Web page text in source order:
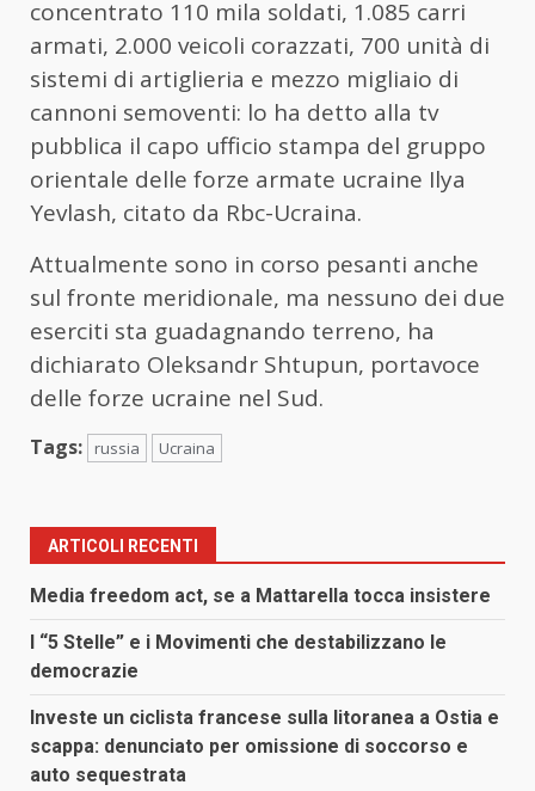
concentrato 110 mila soldati, 1.085 carri
armati, 2.000 veicoli corazzati, 700 unità di
sistemi di artiglieria e mezzo migliaio di
cannoni semoventi: lo ha detto alla tv
pubblica il capo ufficio stampa del gruppo
orientale delle forze armate ucraine Ilya
Yevlash, citato da Rbc-Ucraina.
Attualmente sono in corso pesanti anche
sul fronte meridionale, ma nessuno dei due
eserciti sta guadagnando terreno, ha
dichiarato Oleksandr Shtupun, portavoce
delle forze ucraine nel Sud.
Tags: russia Ucraina
ARTICOLI RECENTI
Media freedom act, se a Mattarella tocca insistere
I “5 Stelle” e i Movimenti che destabilizzano le
democrazie
Investe un ciclista francese sulla litoranea a Ostia e
scappa: denunciato per omissione di soccorso e
auto sequestrata